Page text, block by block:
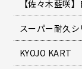
【佐々木藍咲
スーパー耐久
KYOJO KART